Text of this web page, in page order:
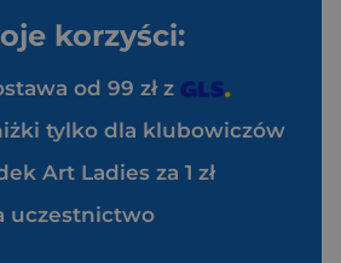
korzyści:
od 99 zł z
tylko dla klubowiczów
Art Ladies za 1 zł
uczestnictwo